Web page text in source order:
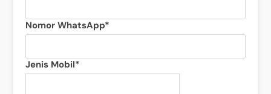
Nomor WhatsApp*
Jenis Mobil*